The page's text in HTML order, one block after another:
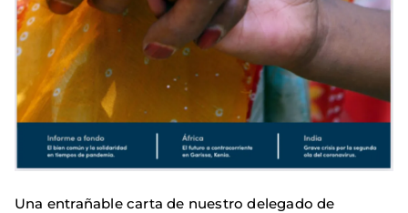
Una entrañable carta de nuestro delegado de